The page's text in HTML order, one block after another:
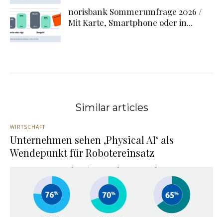
norisbank Sommerumfrage 2026 /
Mit Karte, Smartphone oder in...
Similar articles
WIRTSCHAFT
Unternehmen sehen ‚Physical AI‘ als
Wendepunkt für Robotereinsatz